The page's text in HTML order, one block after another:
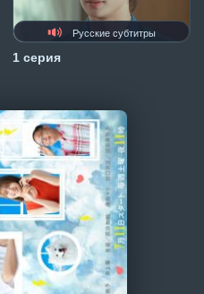
Русские субтитры
1 серия